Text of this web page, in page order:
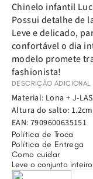
Chinelo infantil
Possui detalhe de
Leve e delicado,
confortável o dia
modelo promete
fashionista!
DESCRIÇÃO ADICIONAL
Material: Lona + J-
Altura do salto: 1.2cm
EAN: 7909600635151
Política de Troca
Política de Entrega
Como cuidar
Leve o conjunto inteiro